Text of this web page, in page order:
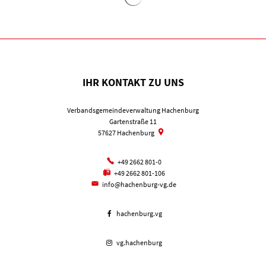
IHR KONTAKT ZU UNS
Verbandsgemeindeverwaltung Hachenburg
Gartenstraße 11
57627 Hachenburg
+49 2662 801-0
+49 2662 801-106
info@hachenburg-vg.de
hachenburg.vg
vg.hachenburg